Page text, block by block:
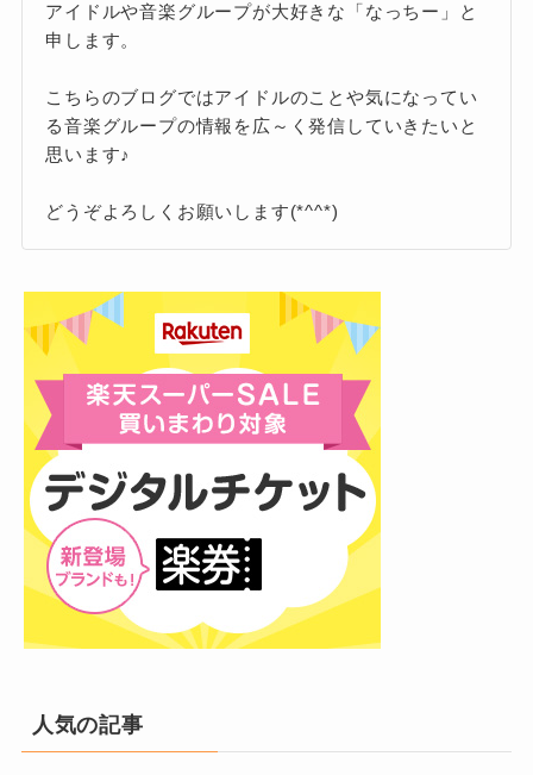
中心に約70万人規模と推定されており、言語の
壁を感じさせないやりとりが多くのファンを引
きつけています。
特に韓国では、音楽番組やバラエティ番
組への出演が徐々に増えており、知名度
は年々上昇中。
2025年にはレギュラー番組も持つなど、現地で
のプロモーション活動にも力を入れているよう
です。
韓国の20代女性を中心にファン層が形成されて
おり、K（ケイ）やHARUA（ハルア）、
ています。
ンするなど、「日本発のグループ」とし
ては異例の成果をあげています。
「2023 Asia Artist Awards」では2冠を受賞し、
韓国音楽業界からの評価も確かなものとなって
きています。
ビジュアルとパフォーマンス
韓国ファンの反応として特徴的なのは、「ビジ
ュアル」と「パフォーマンス」の完成度を重視
する点。
その中で圧倒的な人気を誇るのが、リー
ダーのKです。
さっており、「Kがいるから&TEAMを知った」
アイドルや音楽グループが大好きな「なっちー」と
申します。
こちらのブログではアイドルのことや気になってい
る音楽グループの情報を広～く発信していきたいと
思います♪
どうぞよろしくお願いします(*^^*)
人気の記事